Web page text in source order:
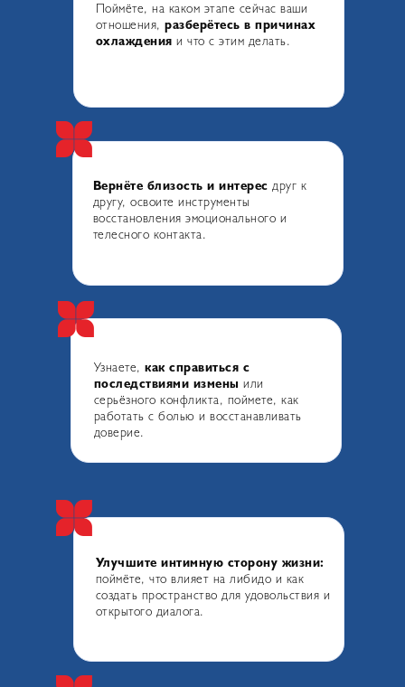
Узнаете, как справиться с
последствиями измены или
серьёзного конфликта, поймете, как
работать с болью и восстанавливать
доверие.
Вернёте близость и интерес друг к
другу, освоите инструменты
восстановления эмоционального и
телесного контакта.
Поймёте, на каком этапе сейчас ваши
отношения, разберётесь в причинах
охлаждения и что с этим делать.
Улучшите интимную сторону жизни:
поймёте, что влияет на либидо и как
создать пространство для удовольствия и
открытого диалога.